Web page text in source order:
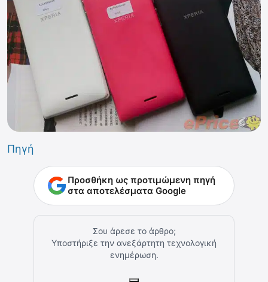
Πηγή
Προσθήκη ως προτιμώμενη πηγή
στα αποτελέσματα Google
Σου άρεσε το άρθρο;
Υποστήριξε την ανεξάρτητη τεχνολογική
ενημέρωση.